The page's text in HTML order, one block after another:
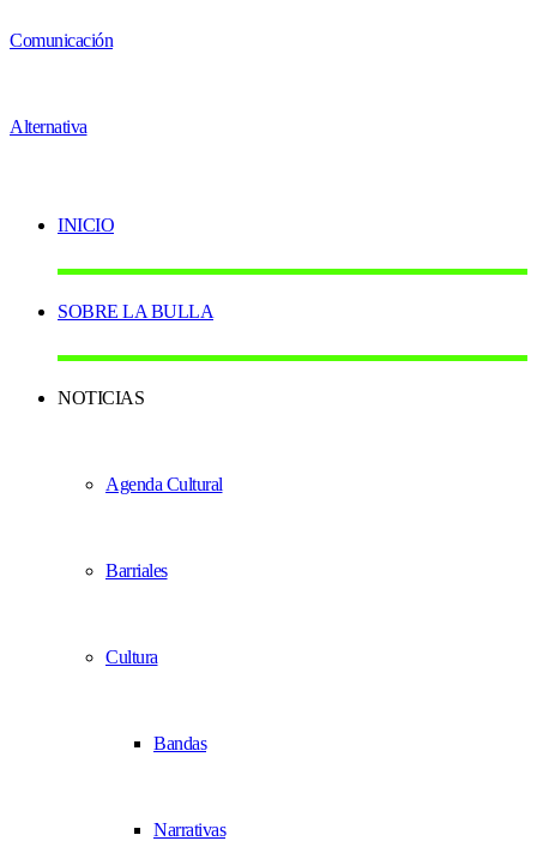
INICIO
SOBRE LA BULLA
NOTICIAS
Agenda Cultural
Barriales
Cultura
Bandas
Narrativas